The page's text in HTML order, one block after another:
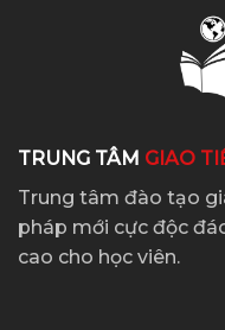
TRUNG TÂM GIAO
Trung tâm đào tạo
pháp mới cực độc
cao cho học viên.